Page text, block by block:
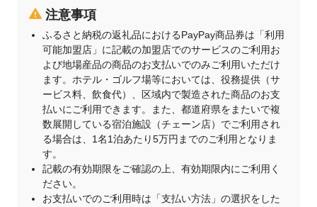
注意事項
ふるさと納税の返礼品におけるPayPay商品券は「利用
可能加盟店」に記載の加盟店でのサービスのご利用お
よび地場産品の商品のお支払いでのみご利用いただけ
ます。ホテル・ゴルフ場等においては、役務提供（サ
ービス料、飲食代）、区域内で製造された商品のお支
払いにご利用できます。また、都道府県をまたいで複
数展開している宿泊施設（チェーン店）でご利用され
る場合は、1名1泊あたり5万円までのご利用となりま
す。
記載の有効期限をご確認の上、有効期限内にご利用く
ださい。
お支払いでのご利用時は「支払い方法」の選択をした